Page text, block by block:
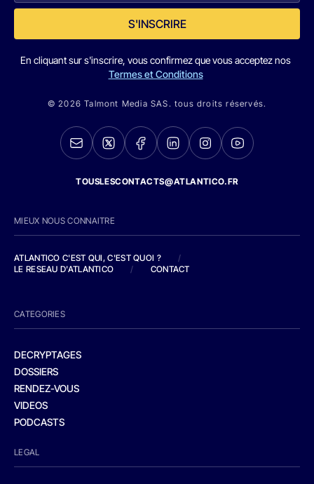
S'INSCRIRE
En cliquant sur s'inscrire, vous confirmez que vous acceptez nos
Termes et Conditions
© 2026 Talmont Media SAS. tous droits réservés.
TOUSLESCONTACTS@ATLANTICO.FR
MIEUX NOUS CONNAITRE
ATLANTICO C'EST QUI, C'EST QUOI ?
/
LE RESEAU D'ATLANTICO
/ CONTACT
CATEGORIES
DECRYPTAGES
DOSSIERS
RENDEZ-VOUS
VIDEOS
PODCASTS
LEGAL